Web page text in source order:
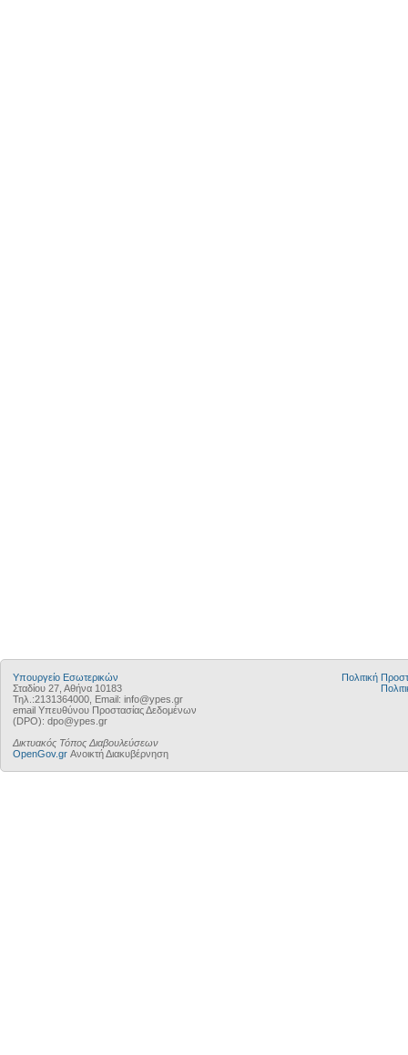
Υπουργείο Εσωτερικών
Σταδίου 27, Αθήνα 10183
Τηλ.:2131364000, Email: info@ypes.gr
email Υπευθύνου Προστασίας Δεδομένων
(DPO): dpo@ypes.gr
Δικτυακός Τόπος Διαβουλεύσεων
OpenGov.gr Ανοικτή Διακυβέρνηση
Πολιτική